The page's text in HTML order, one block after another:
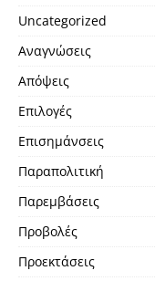
Uncategorized
Αναγνώσεις
Απόψεις
Επιλογές
Επισημάνσεις
Παραπολιτική
Παρεμβάσεις
Προβολές
Προεκτάσεις